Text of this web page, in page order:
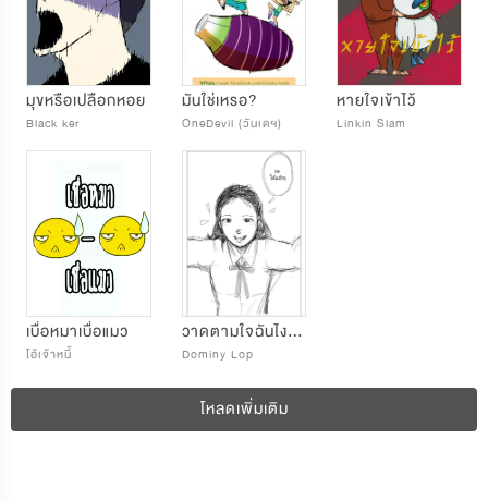
มุขหรือเปลือกหอย
Black ker
มันใช่เหรอ?
OneDevil (วันเดฯ)
หายใจเข้าไว้
Linkin Slam
เบื่อหมาเบื่อแมว
โอ้เจ้าหนี้
วาดตามใจฉันไง (รวมวาดตอนเดียวจบ)
Dominy Lop
โหลดเพิ่มเติม